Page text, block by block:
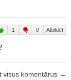
1 0 Atbildēt
visus komentārus →